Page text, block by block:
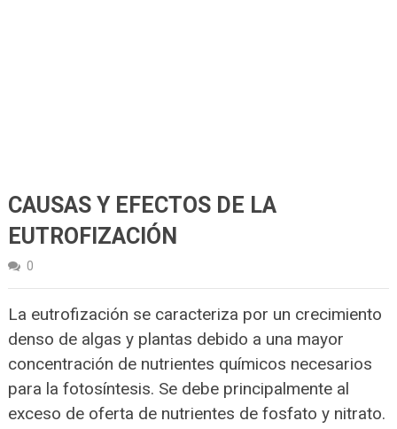
CAUSAS Y EFECTOS DE LA
EUTROFIZACIÓN
0
La eutrofización se caracteriza por un crecimiento
denso de algas y plantas debido a una mayor
concentración de nutrientes químicos necesarios
para la fotosíntesis. Se debe principalmente al
exceso de oferta de nutrientes de fosfato y nitrato.